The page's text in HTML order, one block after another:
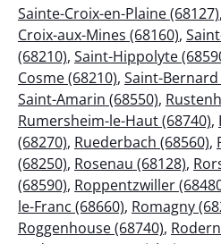
Sainte-Croix-en-Plaine (68127),
Croix-aux-Mines (68160),
(68210), Saint-Hippolyte
Cosme (68210), Saint-Bernard
Saint-Amarin (68550),
Rumersheim-le-Haut (68740),
(68270), Ruederbach (68560),
(68250), Rosenau (68128),
(68590), Roppentzwiller
le-Franc (68660), Romagny
Roggenhouse (68740),